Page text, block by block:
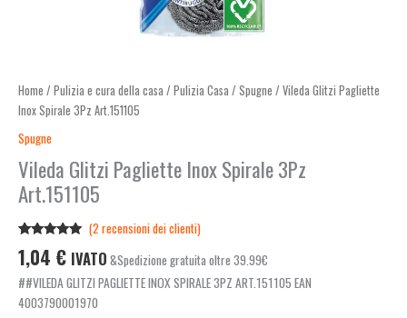
Home / Pulizia e cura della casa / Pulizia Casa / Spugne / Vileda Glitzi Pagliette
Inox Spirale 3Pz Art.151105
Spugne
Vileda Glitzi Pagliette Inox Spirale 3Pz
Art.151105
5.00 su 5
su base di
recensioni
(2 recensioni dei clienti)
1,04 € IVATO &Spedizione gratuita oltre 39.99€
##VILEDA GLITZI PAGLIETTE INOX SPIRALE 3PZ ART.151105 EAN
4003790001970